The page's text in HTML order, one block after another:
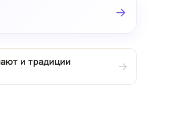
→
и традиции →